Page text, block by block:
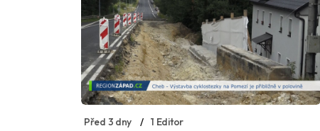
Před 3 dny 1 Editor